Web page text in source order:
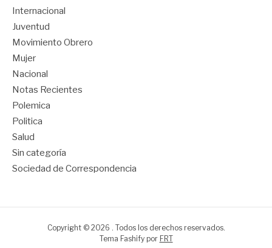
Internacional
Juventud
Movimiento Obrero
Mujer
Nacional
Notas Recientes
Polemica
Politica
Salud
Sin categoría
Sociedad de Correspondencia
Copyright © 2026 . Todos los derechos reservados.
Tema Fashify por FRT